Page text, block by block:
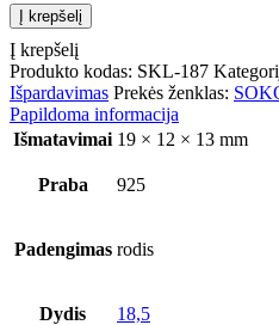
produkto
kiekis: Žiedas
Į krepšelį
Į krepšelį
Produkto kodas: SKL-187
Išpardavimas Prekės ženklas:
Papildoma informacija
Išmatavimai 19 × 12 × 13 mm
Praba 925
Padengimas rodis
Dydis 18,5